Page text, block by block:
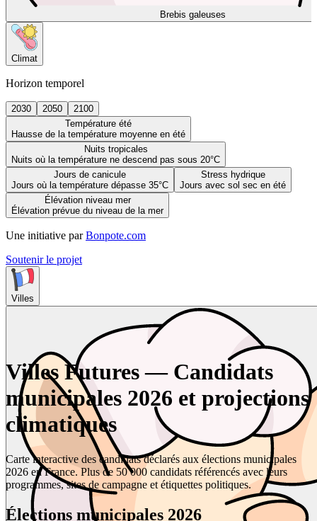
Brebis galeuses
Climat
Horizon temporel
2030 2050
2100
Température été
Hausse de la température moyenne en été
Nuits tropicales
Nuits où la température ne descend pas sous 20°C
Jours de canicule
Jours où la température dépasse 35°C
Stress hydrique
Jours avec sol sec en été
Élévation niveau mer
Élévation prévue du niveau de la mer
Une initiative par Bonpote.com
Soutenir le projet
Villes
Villes Futures — Candidats
municipales 2026 et projections
climatiques
Carte interactive des candidats déclarés aux élections municipales
2026 en France. Plus de 50 000 candidats référencés avec leurs
programmes, sites de campagne et étiquettes politiques.
Élections municipales 2026